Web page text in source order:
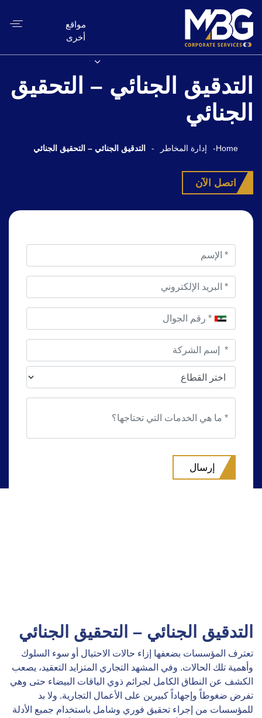
مواقع
أخرى
التدقيق الجنائي – التحقيق
الجنائي
Home
- إدارة المخاطر - التدقيق الجنائي – التحقيق الجنائي
اتصل الآن
التدقيق الجنائي – التحقيق الجنائي
تعترف المؤسسات بضعفها إزاء حالات الاحتيال أو سوء السلوك
وأهمية تلك الحالات. وفي المشهد التجاري المتزايد التعقيد، يصعب
الكشف عن النطاق الكامل لجرائم ذوي الياقات البيضاء حتى وهي
تفرض ضغوطاً وإجهاداً كبيرين على الأعمال التجارية. ولا بد
للمؤسسات من إجراء تحقيق فوري وشامل باستخدام جميع الأدلة